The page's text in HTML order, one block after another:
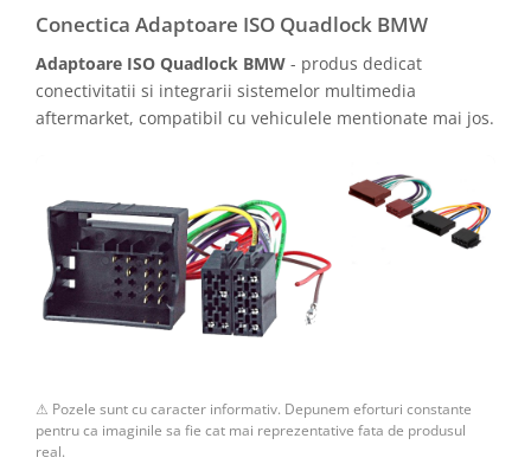
Camere marșarier universale
Camere Skoda
Camere Mercedes Benz
Camere Audi
Camere Opel
Conectica Adaptoare ISO Quadlock BMW
Adaptoare ISO Quadlock BMW - produs dedicat
conectivitatii si integrarii sistemelor multimedia
aftermarket, compatibil cu vehiculele mentionate mai jos.
⚠ Pozele sunt cu caracter informativ. Depunem eforturi constante
pentru ca imaginile sa fie cat mai reprezentative fata de produsul
real.